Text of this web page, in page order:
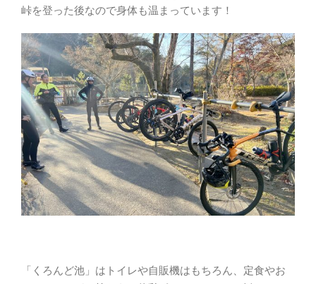
峠を登った後なので身体も温まっています！
「くろんど池」はトイレや自販機はもちろん、定食やお